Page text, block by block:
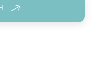
заживление.